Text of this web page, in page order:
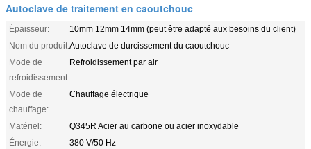
Autoclave de traitement en caoutchouc
Épaisseur:
10mm 12mm 14mm (peut être adapté aux besoins du client)
Nom du produit:Autoclave de durcissement du caoutchouc
Mode de
refroidissement:
Refroidissement par air
Mode de
chauffage:
Chauffage électrique
Matériel:
Q345R Acier au carbone ou acier inoxydable
Énergie:
380 V/50 Hz